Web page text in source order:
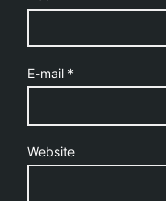
E-mail *
Website